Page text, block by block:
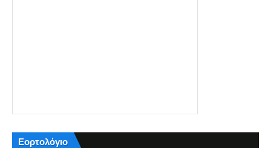
Εορτολόγιο